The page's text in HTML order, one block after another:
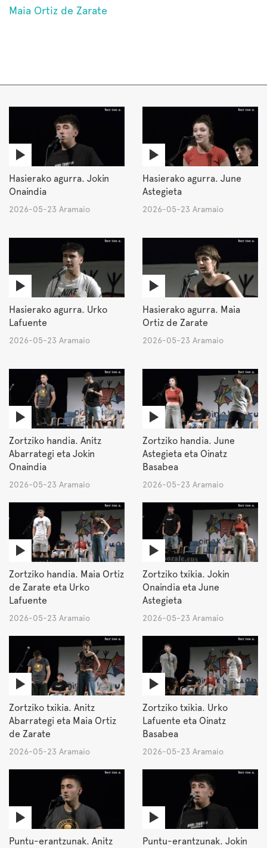
Maia Ortiz de Zarate
Hasierako agurra. Jokin
Onaindia
2026-05-23 Aramaio
Hasierako agurra. June
Astegieta
2026-05-23 Aramaio
Hasierako agurra. Urko
Lafuente
2026-05-23 Aramaio
Hasierako agurra. Maia
Ortiz de Zarate
2026-05-23 Aramaio
Zortziko handia. Anitz
Abarrategi eta Jokin
Onaindia
2026-05-23 Aramaio
Zortziko handia. June
Astegieta eta Oinatz
Basabea
2026-05-23 Aramaio
Zortziko handia. Maia Ortiz
de Zarate eta Urko
Lafuente
2026-05-23 Aramaio
Zortziko txikia. Jokin
Onaindia eta June
Astegieta
2026-05-23 Aramaio
Zortziko txikia. Anitz
Abarrategi eta Maia Ortiz
de Zarate
2026-05-23 Aramaio
Zortziko txikia. Urko
Lafuente eta Oinatz
Basabea
2026-05-23 Aramaio
Puntu-erantzunak. Anitz
Puntu-erantzunak. Jokin